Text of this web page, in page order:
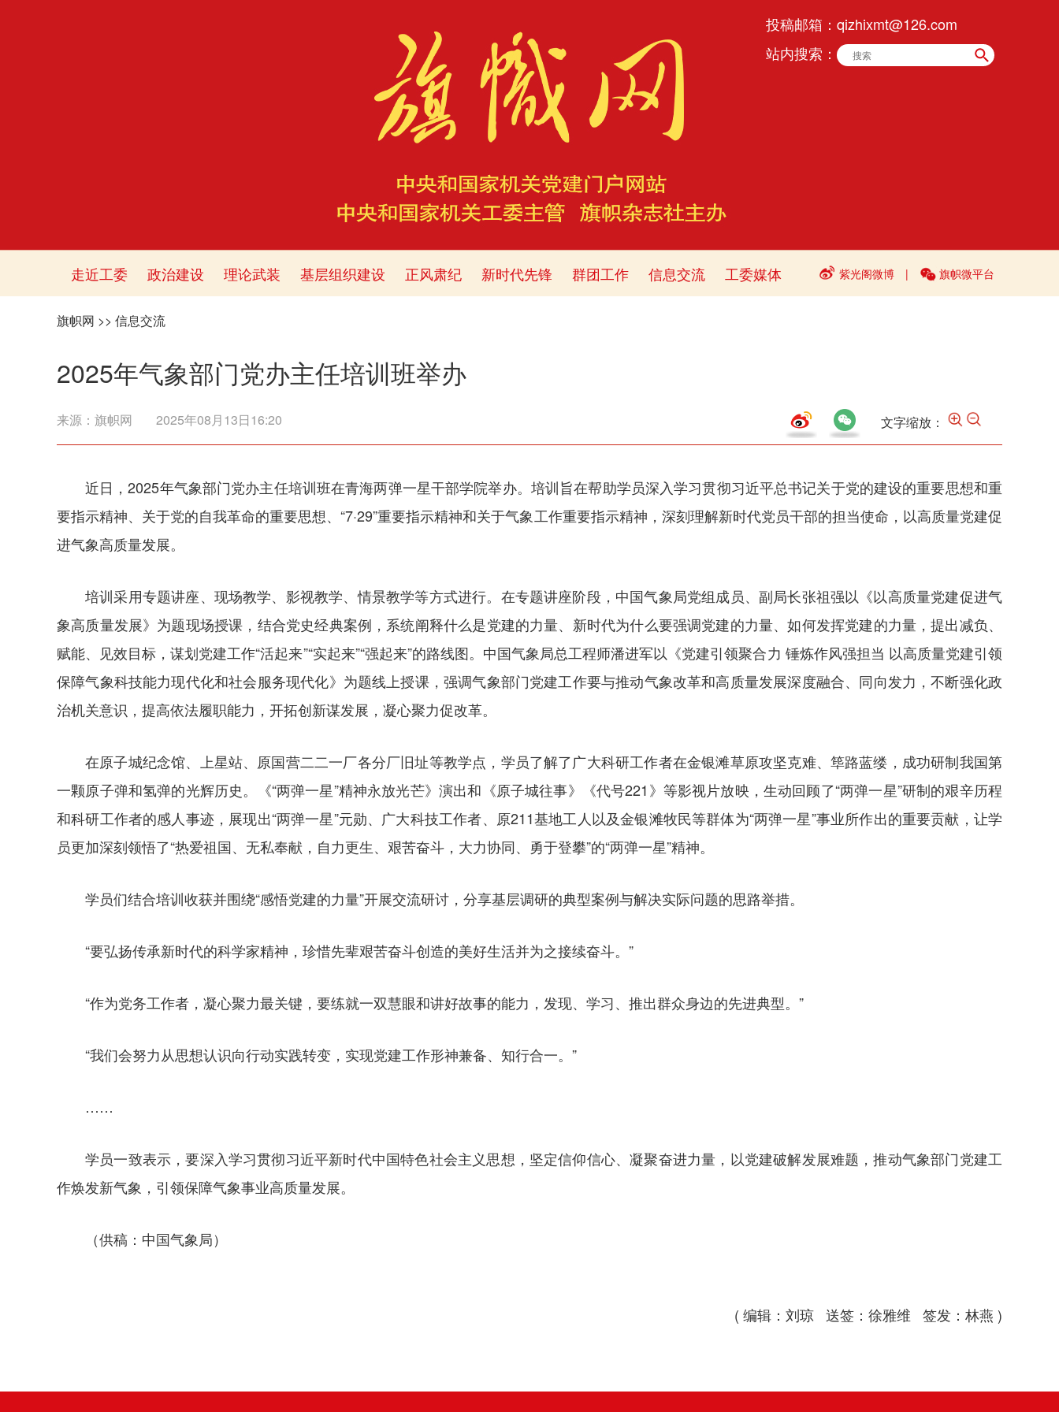
投稿邮箱： qizhixmt@126.com
站内搜索：
走近工委 政治建设 理论武装 基层组织建设 正风肃纪 新时代先锋 群团工作 信息交流 工委媒体 紫光阁微博 | 旗帜微平台
旗帜网 >> 信息交流
2025年气象部门党办主任培训班举办
来源： 旗帜网 2025年08月13日16:20 文字缩放：
近日，2025年气象部门党办主任培训班在青海两弹一星干部学院举办。培训旨在帮助学员深入学习贯彻习近平总书记关于党的建设的重要思想和重
要指示精神、关于党的自我革命的重要思想、“7·29”重要指示精神和关于气象工作重要指示精神，深刻理解新时代党员干部的担当使命，以高质量党建促
进气象高质量发展。
培训采用专题讲座、现场教学、影视教学、情景教学等方式进行。在专题讲座阶段，中国气象局党组成员、副局长张祖强以《以高质量党建促进气
象高质量发展》为题现场授课，结合党史经典案例，系统阐释什么是党建的力量、新时代为什么要强调党建的力量、如何发挥党建的力量，提出减负、
赋能、见效目标，谋划党建工作“活起来”“实起来”“强起来”的路线图。中国气象局总工程师潘进军以《党建引领聚合力 锤炼作风强担当 以高质量党建引领
保障气象科技能力现代化和社会服务现代化》为题线上授课，强调气象部门党建工作要与推动气象改革和高质量发展深度融合、同向发力，不断强化政
治机关意识，提高依法履职能力，开拓创新谋发展，凝心聚力促改革。
在原子城纪念馆、上星站、原国营二二一厂各分厂旧址等教学点，学员了解了广大科研工作者在金银滩草原攻坚克难、筚路蓝缕，成功研制我国第
一颗原子弹和氢弹的光辉历史。《“两弹一星”精神永放光芒》演出和《原子城往事》《代号221》等影视片放映，生动回顾了“两弹一星”研制的艰辛历程
和科研工作者的感人事迹，展现出“两弹一星”元勋、广大科技工作者、原211基地工人以及金银滩牧民等群体为“两弹一星”事业所作出的重要贡献，让学
员更加深刻领悟了“热爱祖国、无私奉献，自力更生、艰苦奋斗，大力协同、勇于登攀”的“两弹一星”精神。
学员们结合培训收获并围绕“感悟党建的力量”开展交流研讨，分享基层调研的典型案例与解决实际问题的思路举措。
“要弘扬传承新时代的科学家精神，珍惜先辈艰苦奋斗创造的美好生活并为之接续奋斗。”
“作为党务工作者，凝心聚力最关键，要练就一双慧眼和讲好故事的能力，发现、学习、推出群众身边的先进典型。”
“我们会努力从思想认识向行动实践转变，实现党建工作形神兼备、知行合一。”
……
学员一致表示，要深入学习贯彻习近平新时代中国特色社会主义思想，坚定信仰信心、凝聚奋进力量，以党建破解发展难题，推动气象部门党建工
作焕发新气象，引领保障气象事业高质量发展。
（供稿：中国气象局）
( 编辑：刘琼 送签：徐雅维 签发：林燕 )